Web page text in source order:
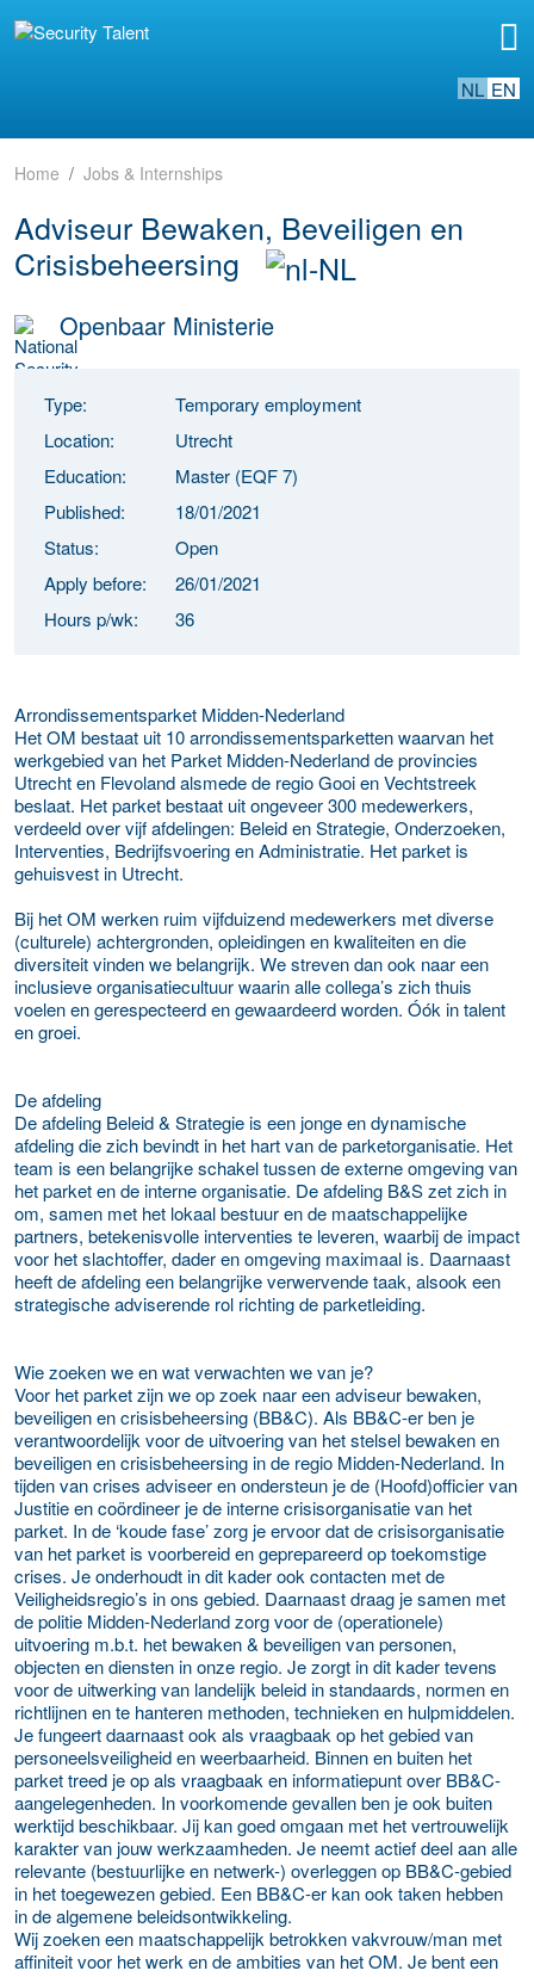
NL EN
Home Jobs & Internships
Adviseur Bewaken, Beveiligen en
Crisisbeheersing
Openbaar Ministerie
Type:
Temporary employment
Location:
Utrecht
Education:
Master (EQF 7)
Published:
18/01/2021
Status:
Open
Apply before:
26/01/2021
Hours p/wk:
36
Arrondissementsparket Midden-Nederland
Het OM bestaat uit 10 arrondissementsparketten waarvan het
werkgebied van het Parket Midden-Nederland de provincies
Utrecht en Flevoland alsmede de regio Gooi en Vechtstreek
beslaat. Het parket bestaat uit ongeveer 300 medewerkers,
verdeeld over vijf afdelingen: Beleid en Strategie, Onderzoeken,
Interventies, Bedrijfsvoering en Administratie. Het parket is
gehuisvest in Utrecht.
Bij het OM werken ruim vijfduizend medewerkers met diverse
(culturele) achtergronden, opleidingen en kwaliteiten en die
diversiteit vinden we belangrijk. We streven dan ook naar een
inclusieve organisatiecultuur waarin alle collega’s zich thuis
voelen en gerespecteerd en gewaardeerd worden. Óók in talent
en groei.
De afdeling
De afdeling Beleid & Strategie is een jonge en dynamische
afdeling die zich bevindt in het hart van de parketorganisatie. Het
team is een belangrijke schakel tussen de externe omgeving van
het parket en de interne organisatie. De afdeling B&S zet zich in
om, samen met het lokaal bestuur en de maatschappelijke
partners, betekenisvolle interventies te leveren, waarbij de impact
voor het slachtoffer, dader en omgeving maximaal is. Daarnaast
heeft de afdeling een belangrijke verwervende taak, alsook een
strategische adviserende rol richting de parketleiding.
Wie zoeken we en wat verwachten we van je?
Voor het parket zijn we op zoek naar een adviseur bewaken,
beveiligen en crisisbeheersing (BB&C). Als BB&C-er ben je
verantwoordelijk voor de uitvoering van het stelsel bewaken en
beveiligen en crisisbeheersing in de regio Midden-Nederland. In
tijden van crises adviseer en ondersteun je de (Hoofd)officier van
Justitie en coördineer je de interne crisisorganisatie van het
parket. In de ‘koude fase’ zorg je ervoor dat de crisisorganisatie
van het parket is voorbereid en geprepareerd op toekomstige
crises. Je onderhoudt in dit kader ook contacten met de
Veiligheidsregio’s in ons gebied. Daarnaast draag je samen met
de politie Midden-Nederland zorg voor de (operationele)
uitvoering m.b.t. het bewaken & beveiligen van personen,
objecten en diensten in onze regio. Je zorgt in dit kader tevens
voor de uitwerking van landelijk beleid in standaards, normen en
richtlijnen en te hanteren methoden, technieken en hulpmiddelen.
Je fungeert daarnaast ook als vraagbaak op het gebied van
personeelsveiligheid en weerbaarheid. Binnen en buiten het
parket treed je op als vraagbaak en informatiepunt over BB&C-
aangelegenheden. In voorkomende gevallen ben je ook buiten
werktijd beschikbaar. Jij kan goed omgaan met het vertrouwelijk
karakter van jouw werkzaamheden. Je neemt actief deel aan alle
relevante (bestuurlijke en netwerk-) overleggen op BB&C-gebied
in het toegewezen gebied. Een BB&C-er kan ook taken hebben
in de algemene beleidsontwikkeling.
Wij zoeken een maatschappelijk betrokken vakvrouw/man met
affiniteit voor het werk en de ambities van het OM. Je bent een